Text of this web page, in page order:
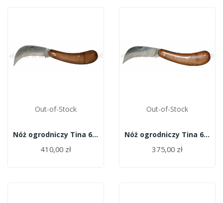
Out-of-Stock
Nóż ogrodniczy Tina 630/11
410,00 zł
Out-of-Stock
Nóż ogrodniczy Tina 628/11
375,00 zł